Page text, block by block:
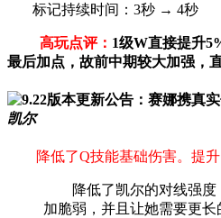
标记持续时间：3秒 → 4秒
高玩点评： 1级W直接提升
最后加点，故前中期较大加强，
凯尔
降低了Q技能基础伤害。提升
降低了凯尔的对线强度
加脆弱，并且让她需要更